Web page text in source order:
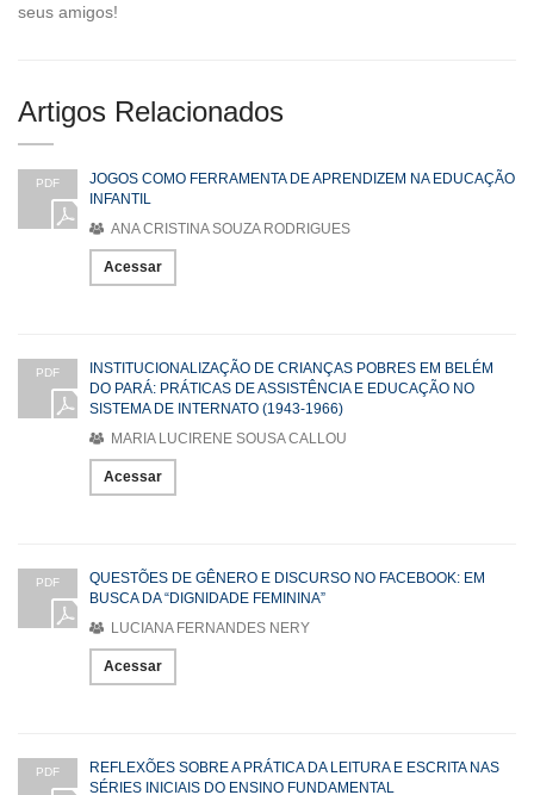
seus amigos!
Artigos Relacionados
PDF
JOGOS COMO FERRAMENTA DE APRENDIZEM NA EDUCAÇÃO
INFANTIL
ANA CRISTINA SOUZA RODRIGUES
Acessar
PDF
INSTITUCIONALIZAÇÃO DE CRIANÇAS POBRES EM BELÉM
DO PARÁ: PRÁTICAS DE ASSISTÊNCIA E EDUCAÇÃO NO
SISTEMA DE INTERNATO (1943-1966)
MARIA LUCIRENE SOUSA CALLOU
Acessar
PDF
QUESTÕES DE GÊNERO E DISCURSO NO FACEBOOK: EM
BUSCA DA “DIGNIDADE FEMININA”
LUCIANA FERNANDES NERY
Acessar
PDF
REFLEXÕES SOBRE A PRÁTICA DA LEITURA E ESCRITA NAS
SÉRIES INICIAIS DO ENSINO FUNDAMENTAL